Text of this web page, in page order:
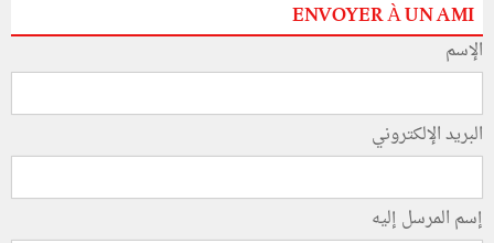
ENVOYER À UN AMI
الإسم
البريد الإلكتروني
إسم المرسل إليه